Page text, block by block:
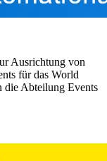
Ausrichtung von
für das World
die Abteilung Events